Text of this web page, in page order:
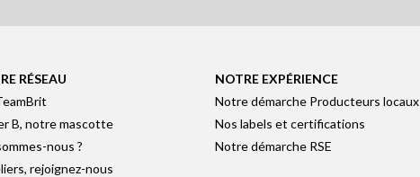
RÉSEAU
B, notre mascotte
nous ?
rejoignez-nous
NOTRE EXPÉRIENCE
Notre démarche Producteurs locaux
Nos labels et certifications
Notre démarche RSE